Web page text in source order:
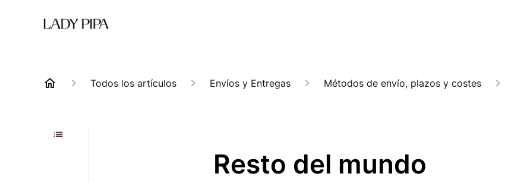
Todos los artículos Envíos y Entregas Métodos de envío, plazos y costes
Resto del mundo